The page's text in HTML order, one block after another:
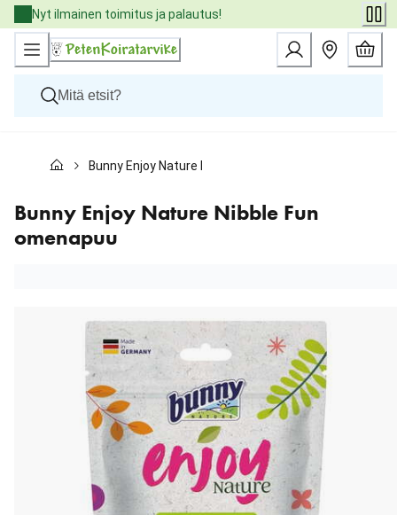
Skip
to
Content
Nyt ilmainen toimitus ja palautus!
Kissat
Eläinlääkäriruoat
Tuotemerkit
Uutuudet
Bunny Enjoy Nature Nibble Fun omenapuu
Bunny Enjoy Nature Nibble Fun
omenapuu